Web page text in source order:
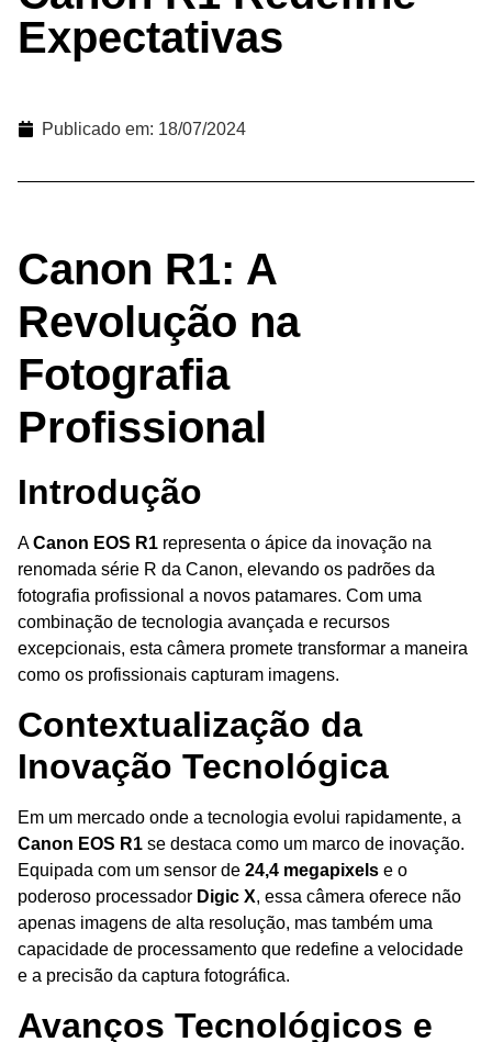
Expectativas
Publicado em: 18/07/2024
Canon R1: A
Revolução na
Fotografia
Profissional
Introdução
ACanon EOS R1 representa o ápice da inovação na
renomada série R da Canon, elevando os padrões da
fotografia profissional a novos patamares. Com uma
combinação de tecnologia avançada e recursos
excepcionais, esta câmera promete transformar a maneira
como os profissionais capturam imagens.
Contextualização da
Inovação Tecnológica
Em um mercado onde a tecnologia evolui rapidamente, a
Canon EOS R1 se destaca como um marco de inovação.
Equipada com um sensor de 24,4 megapixels e o
poderoso processador Digic X, essa câmera oferece não
apenas imagens de alta resolução, mas também uma
capacidade de processamento que redefine a velocidade
e a precisão da captura fotográfica.
Avanços Tecnológicos e